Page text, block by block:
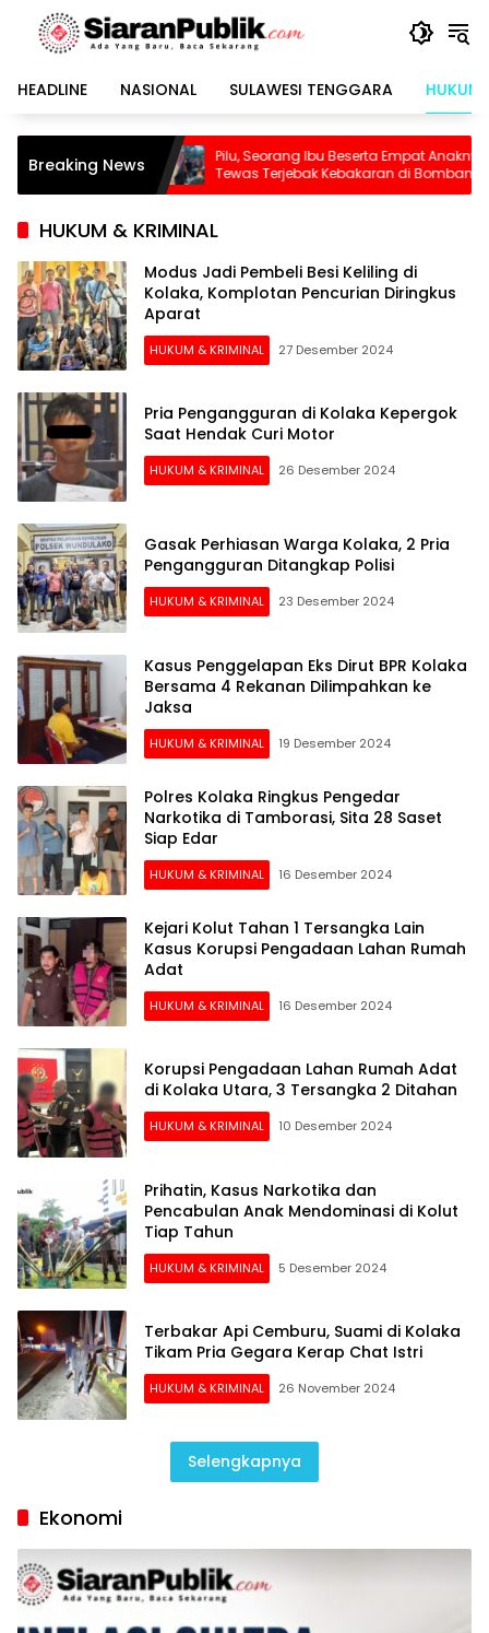
Langsung
konten
HEADLINE
NASIONAL SULAWESI TENGGARA HUKUM
Breaking News
Pilu, Seorang Ibu Beserta Empat Anaknya
Tewas Terjebak Kebakaran di Bombana
Dikepung
Sudah
HUKUM & KRIMINAL
Modus Jadi Pembeli Besi Keliling di
Kolaka, Komplotan Pencurian Diringkus
Aparat
HUKUM & KRIMINAL 27 Desember 2024
Pria Pengangguran di Kolaka Kepergok
Saat Hendak Curi Motor
HUKUM & KRIMINAL 26 Desember 2024
Gasak Perhiasan Warga Kolaka, 2 Pria
Pengangguran Ditangkap Polisi
HUKUM & KRIMINAL 23 Desember 2024
Kasus Penggelapan Eks Dirut BPR Kolaka
Bersama 4 Rekanan Dilimpahkan ke
Jaksa
HUKUM & KRIMINAL 19 Desember 2024
Polres Kolaka Ringkus Pengedar
Narkotika di Tamborasi, Sita 28 Saset
Siap Edar
HUKUM & KRIMINAL 16 Desember 2024
Kejari Kolut Tahan 1 Tersangka Lain
Kasus Korupsi Pengadaan Lahan Rumah
Adat
HUKUM & KRIMINAL 16 Desember 2024
Korupsi Pengadaan Lahan Rumah Adat
di Kolaka Utara, 3 Tersangka 2 Ditahan
HUKUM & KRIMINAL 10 Desember 2024
Prihatin, Kasus Narkotika dan
Pencabulan Anak Mendominasi di Kolut
Tiap Tahun
HUKUM & KRIMINAL 5 Desember 2024
Terbakar Api Cemburu, Suami di Kolaka
Tikam Pria Gegara Kerap Chat Istri
HUKUM & KRIMINAL 26 November 2024
Selengkapnya
Ekonomi